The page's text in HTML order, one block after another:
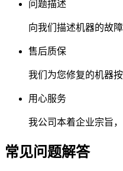
问题描述
向我们描述机器的故
售后质保
我们为您修复的机器
用心服务
我公司本着企业宗旨
常见问题解答